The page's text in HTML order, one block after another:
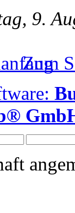
9.
Zum